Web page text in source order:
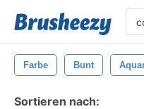
Farbe Bunt
Sortieren nach: